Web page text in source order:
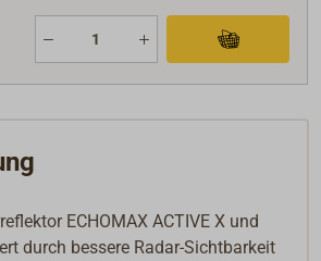
ECHOMAX ACTIVE X und
durch bessere Radar-Sichtbarkeit